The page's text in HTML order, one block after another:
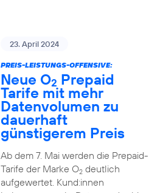
23. April 2024
PREIS-LEISTUNGS-OFFENSIVE:
Neue O2 Prepaid
Tarife mit mehr
Datenvolumen zu
dauerhaft
günstigerem Preis
Ab dem 7. Mai werden die Prepaid-
Tarife der Marke O2deutlich
aufgewertet. Kund:innen